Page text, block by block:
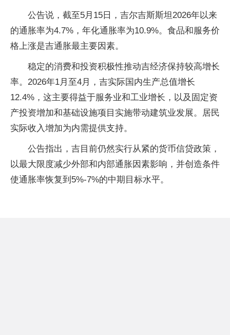
公告说，截至5月15日，吉尔吉斯斯坦2026年以来
的通胀率为4.7%，年化通胀率为10.9%。食品和服务价
格上涨是吉通胀最主要因素。
稳定的消费和投资积极性推动吉经济保持较高增长
率。2026年1月至4月，吉实际国内生产总值增长
12.4%，这主要得益于服务业和工业增长，以及固定资
产投资增加和基础设施项目实施带动建筑业发展。居民
实际收入增加为内需提供支持。
公告指出，吉目前仍然实行从紧的货币信贷政策，
以最大限度减少外部和内部通胀因素影响，并创造条件
使通胀率恢复到5%-7%的中期目标水平。